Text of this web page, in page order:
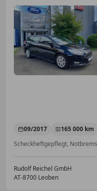
09/2017 165 000 km
Rudolf Reichel GmbH
AT-8700 Leoben